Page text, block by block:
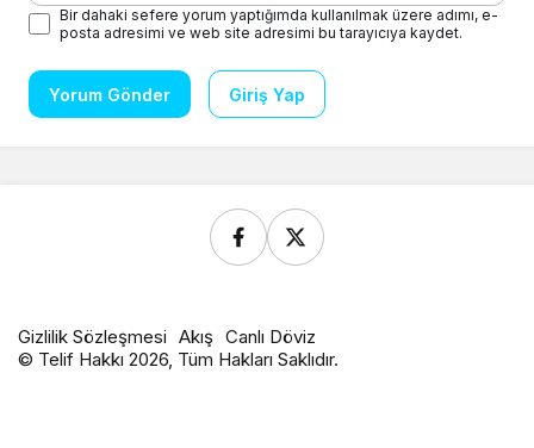
Bir dahaki sefere yorum yaptığımda kullanılmak üzere adımı, e-
posta adresimi ve web site adresimi bu tarayıcıya kaydet.
Yorum Gönder Giriş Yap
Gizlilik Sözleşmesi Akış Canlı Döviz
© Telif Hakkı 2026, Tüm Hakları Saklıdır.